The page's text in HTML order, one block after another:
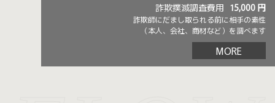
詐欺撲滅調査費用 15,000 円
詐欺師にだまし取られる前に相手の素性
（本人、会社、商材など）を調べます
MORE